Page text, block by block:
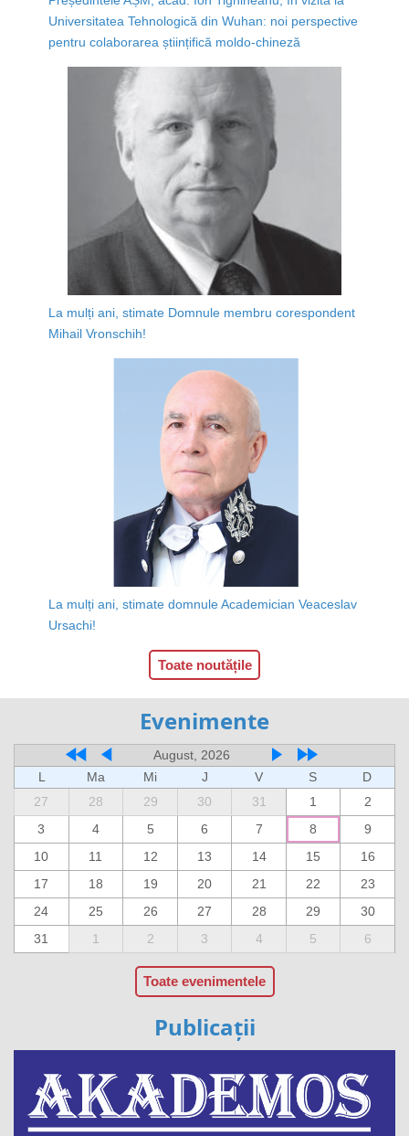
Universitatea Tehnologică din Wuhan: noi perspective
pentru colaborarea științifică moldo-chineză
La mulți ani, stimate Domnule membru corespondent
Mihail Vronschih!
La mulți ani, stimate domnule Academician Veaceslav
Ursachi!
Toate noutățile
Evenimente
August, 2026
L
Ma Mi J V S
D
27
28 29 30 31 1
2
3
4 5 6 7 8
9
10
11 12 13 14 15
16
17
18 19 20 21 22
23
24
25 26 27 28 29
30
31
1 2 3 4 5 6
Toate evenimentele
Publicații